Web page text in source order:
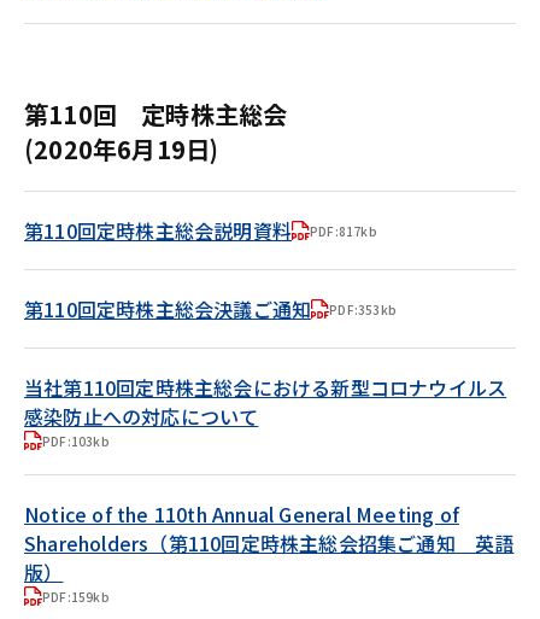
第110回 定時株主総会
(2020年6月19日)
第110回定時株主総会説明資料 PDF:817kb
第110回定時株主総会決議ご通知 PDF:353kb
当社第110回定時株主総会における新型コロナウイルス
感染防止への対応について
PDF:103kb
Notice of the 110th Annual General Meeting of
Shareholders（第110回定時株主総会招集ご通知 英語
版）
PDF:159kb